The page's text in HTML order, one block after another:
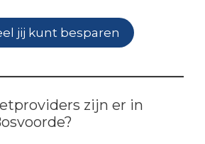
jij kunt besparen
zijn er in